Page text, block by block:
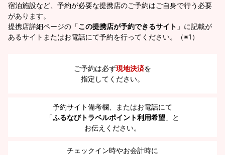
宿泊施設など、予約が必要な提携店のご予約はご自身で行う必要
があります。
提携店詳細ページの「この提携店が予約できるサイト 」に記載が
あるサイトまたはお電話にて予約を行ってください。（※1）
ご予約は必ず現地決済を
指定してください。
予約サイト備考欄、またはお電話にて
「ふるなびトラベルポイント利用希望 」と
お伝えください。
チェックイン時やお会計時に